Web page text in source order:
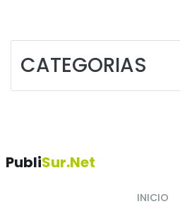
CATEGORIAS
PubliSur.net
INICIO